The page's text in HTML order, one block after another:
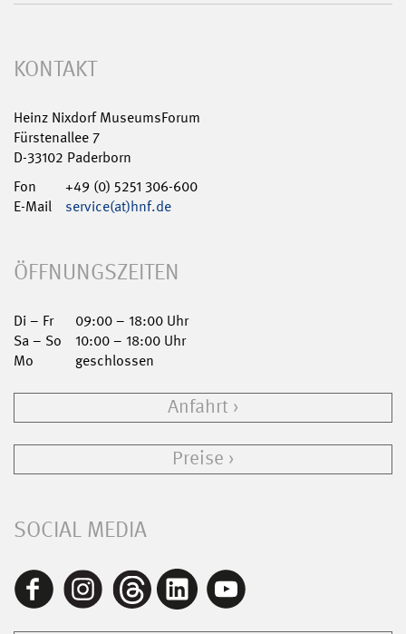
KONTAKT
Heinz Nixdorf MuseumsForum
Fürstenallee 7
D-33102 Paderborn
Fon
+49 (0) 5251 306-600
E-Mail
service(at)hnf.de
ÖFFNUNGSZEITEN
Di – Fr
09:00 – 18:00 Uhr
Sa – So
10:00 – 18:00 Uhr
Mo
geschlossen
Anfahrt
Preise
SOCIAL MEDIA